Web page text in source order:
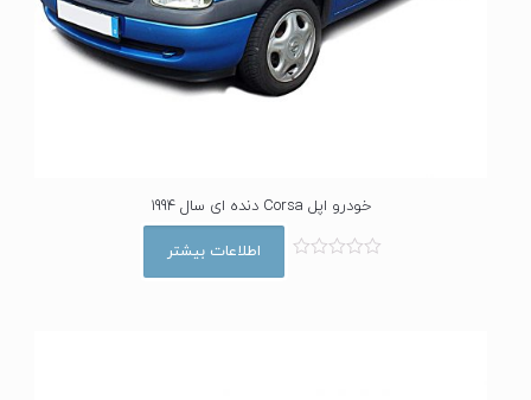
خودرو اپل Corsa دنده ای سال 1994
اطلاعات بیشتر